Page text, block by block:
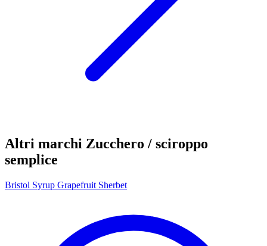
Altri marchi Zucchero / sciroppo
semplice
Bristol Syrup Grapefruit Sherbet